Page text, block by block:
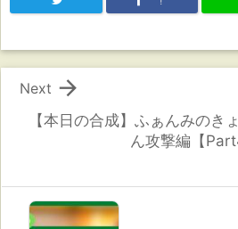
【本日の合成】ふぁんみのき
ん攻撃編【

Next